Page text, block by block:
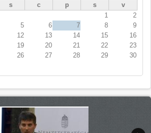
s c p s
v
1
2
5 6 7 8
9
12 13 14 15
16
19 20 21 22
23
26 27 28 29
30